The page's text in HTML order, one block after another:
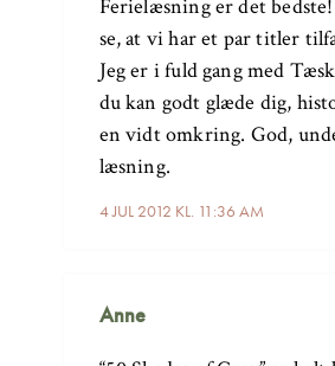
4 JUL 2012 KL. 11:36 AM
Ferielæsning er det
se, at vi har et par titler
Jeg er i fuld gang med
du kan godt glæde dig,
en vidt omkring. God,
læsning.
Anne